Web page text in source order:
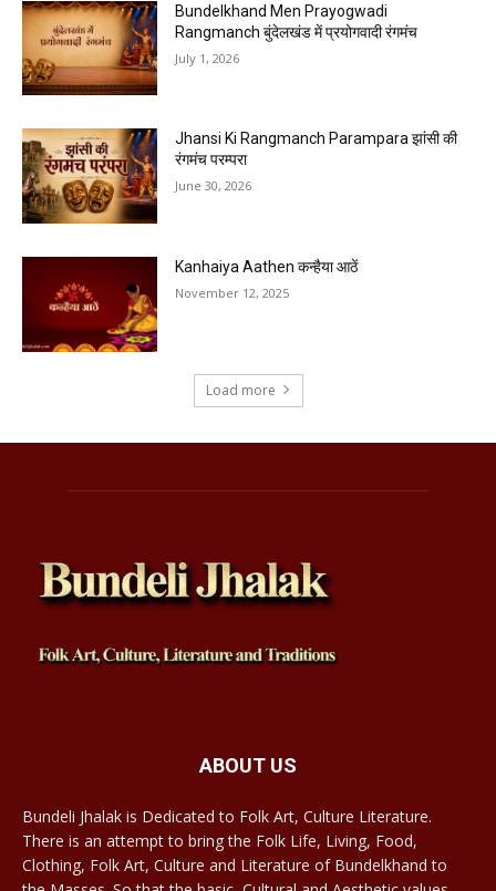
Bundelkhand Men Prayogwadi
Rangmanch बुंदेलखंड में प्रयोगवादी रंगमंच
July 1, 2026
Jhansi Ki Rangmanch Parampara झांसी की
रंगमंच परम्परा
June 30, 2026
Kanhaiya Aathen कन्हैया आठें
November 12, 2025
Load more
ABOUT US
Bundeli Jhalak is Dedicated to Folk Art, Culture Literature.
There is an attempt to bring the Folk Life, Living, Food,
Clothing, Folk Art, Culture and Literature of Bundelkhand to